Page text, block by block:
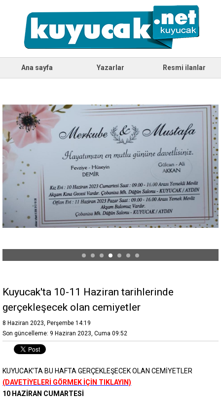
Ana sayfa Yazarlar Resmi ilanlar
Kuyucak'ta 10-11 Haziran tarihlerinde
gerçekleşecek olan cemiyetler
8 Haziran 2023, Perşembe 14:19
Son güncelleme: 9 Haziran 2023, Cuma 09:52
KUYUCAK’TA BU HAFTA GERÇEKLEŞECEK OLAN CEMİYETLER
(DAVETİYELERİ GÖRMEK İÇİN TIKLAYIN)
10 HAZİRAN CUMARTESİ